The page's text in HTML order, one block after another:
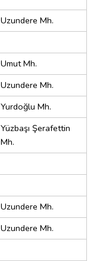
Uzundere Mh.
Umut Mh.
Uzundere Mh.
Yurdoğlu Mh.
Yüzbaşı Şerafettin
Mh.
Uzundere Mh.
Uzundere Mh.